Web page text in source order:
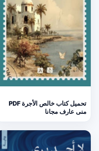
تحميل كتاب خالص الأجرة PDF
منى عارف مجانا